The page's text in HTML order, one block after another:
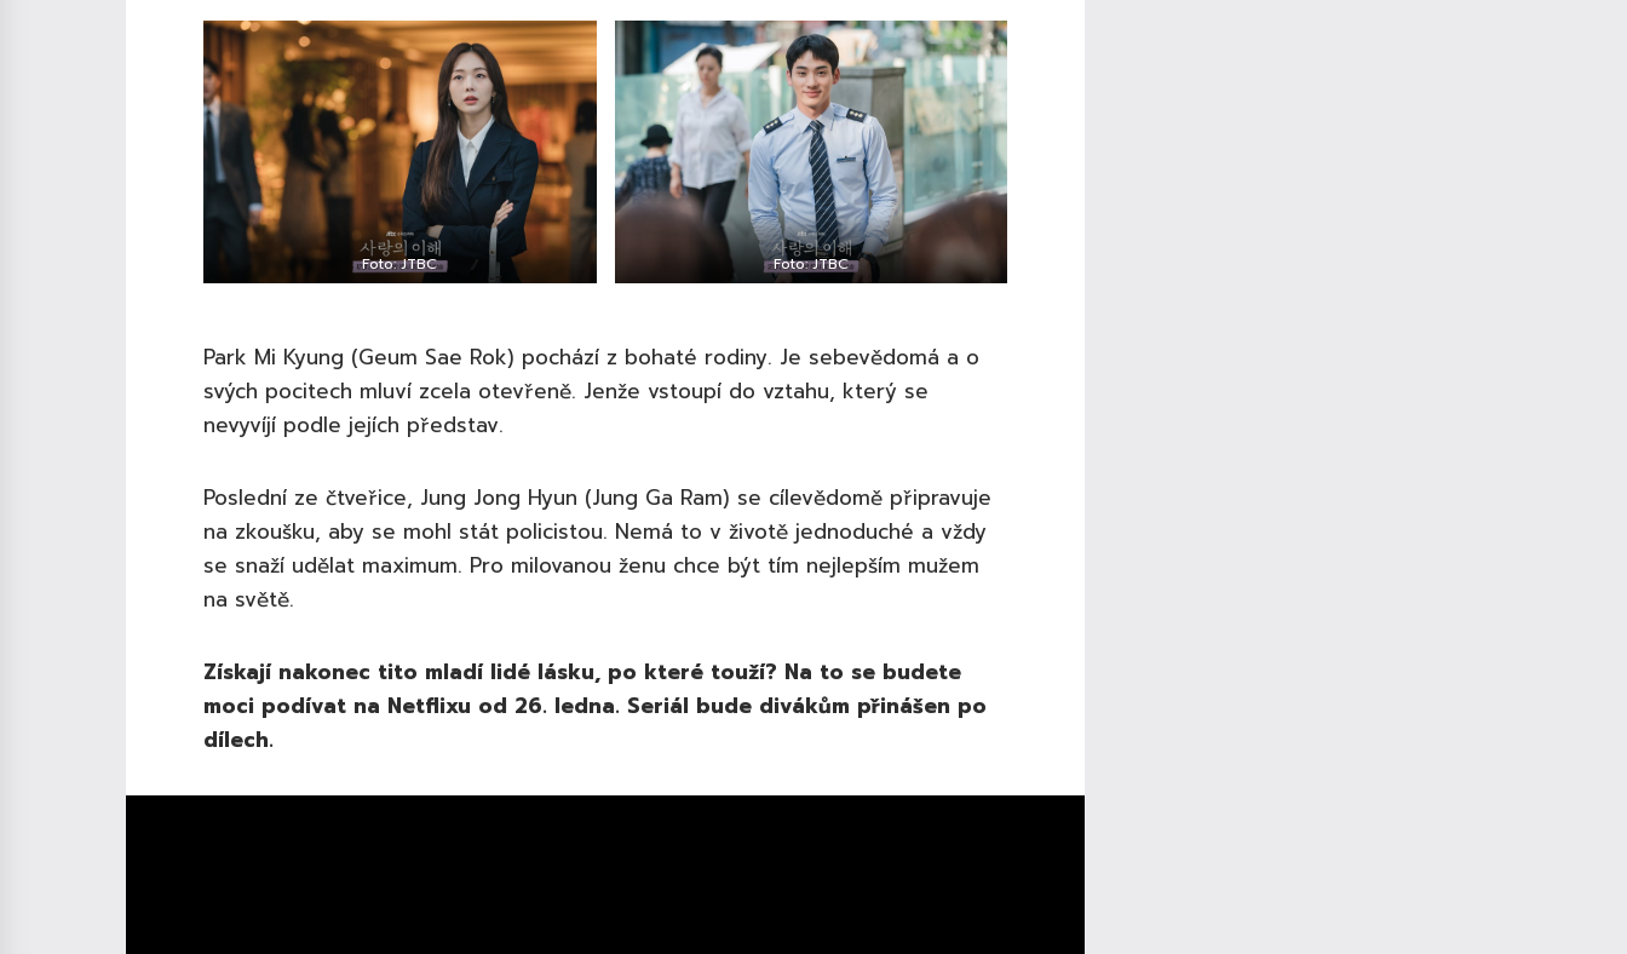
Foto: JTBC Foto: JTBC
Park Mi Kyung (Geum Sae Rok) pochází z bohaté rodiny. Je sebevědomá a o
svých pocitech mluví zcela otevřeně. Jenže vstoupí do vztahu, který se
nevyvíjí podle jejích představ.
Poslední ze čtveřice, Jung Jong Hyun (Jung Ga Ram) se cílevědomě připravuje
na zkoušku, aby se mohl stát policistou. Nemá to v životě jednoduché a vždy
se snaží udělat maximum. Pro milovanou ženu chce být tím nejlepším mužem
na světě.
Získají nakonec tito mladí lidé lásku, po které touží? Na to se budete
moci podívat na Netflixu od 26. ledna. Seriál bude divákům přinášen po
dílech.